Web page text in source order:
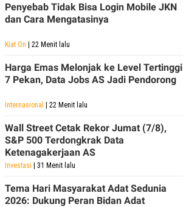
Penyebab Tidak Bisa Login Mobile JKN
dan Cara Mengatasinya
Kiat On | 22 Menit lalu
Harga Emas Melonjak ke Level Tertinggi
7 Pekan, Data Jobs AS Jadi Pendorong
Internasional | 22 Menit lalu
Wall Street Cetak Rekor Jumat (7/8),
S&P 500 Terdongkrak Data
Ketenagakerjaan AS
Investasi | 31 Menit lalu
Tema Hari Masyarakat Adat Sedunia
2026: Dukung Peran Bidan Adat